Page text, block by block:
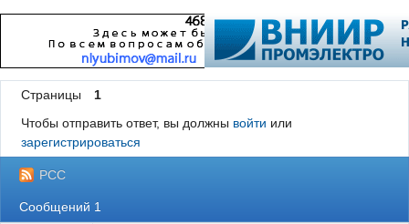
Страницы
1
Чтобы отправить ответ, вы должны войти или
зарегистрироваться
РСС
Сообщений 1